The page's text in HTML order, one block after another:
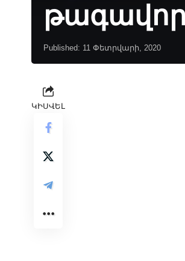
Published: 11 Փետրվարի, 2020
ԿԻՍՎԵԼ